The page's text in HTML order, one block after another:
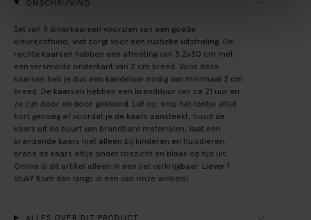
OMSCHRIJVING
Set van 4 dinerkaarsen voorzien van een goede
kleurechtheid, wat zorgt voor een rustieke uitstraling. De
rechte kaarsen hebben een afmeting van 3,2x30 cm met
een versmalde onderkant van 2 cm breed. Voor deze
kaarsen heb je dus een kandelaar nodig van minimaal 2 cm
breed. De kaarsen hebben een brandduur van ca 21 uur en
ze zijn door en door gekleurd. Let op: knip het lontje altijd
kort genoeg af voordat je de kaars aansteekt, houd de
kaars uit de buurt van brandbare materialen, laat een
brandende kaars niet alleen bij kinderen en huisdieren,
brand de kaars altijd onder toezicht en blaas op tijd uit.
Online is dit artikel alleen in een set verkrijgbaar. Liever 1
stuk? Kom dan langs in een van onze winkels!
ALLES OVER DIT PRODUCT